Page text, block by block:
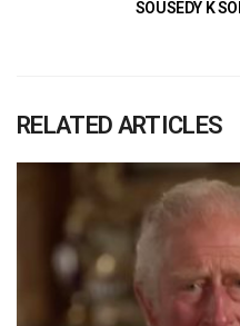
SOUSEDY K
RELATED ARTICLES